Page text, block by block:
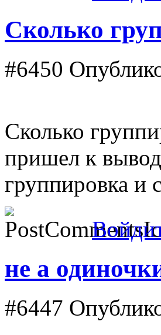
Сколько
#6450
Сколько
пришел к
группировка
не а
#6447